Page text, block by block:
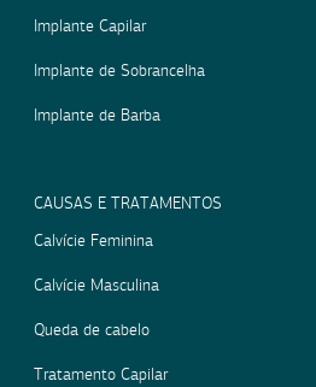
Implante Capilar
Implante de Sobrancelha
Implante de Barba
CAUSAS E TRATAMENTOS
Calvície Feminina
Calvície Masculina
Queda de cabelo
Tratamento Capilar